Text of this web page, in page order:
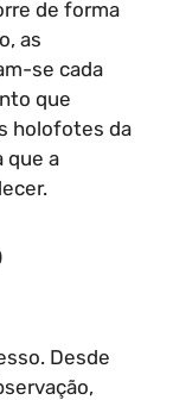
de forma
as
se cada
que
holofotes da
que a
Desde